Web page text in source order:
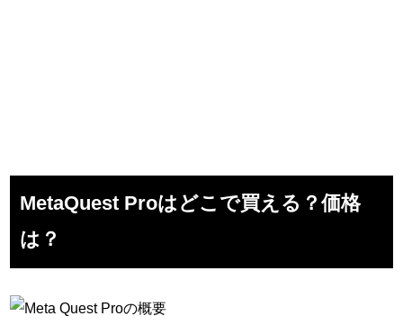
MetaQuest Proはどこで買える？価格
は？